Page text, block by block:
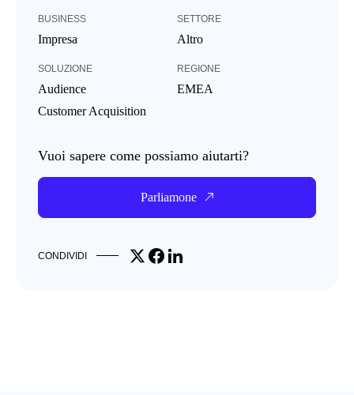
BUSINESS
Impresa
SETTORE
Altro
SOLUZIONE
Audience
Customer Acquisition
REGIONE
EMEA
Vuoi sapere come possiamo aiutarti?
Parliamone
CONDIVIDI Share on X
Share on Facebook
Share on LinkedIn